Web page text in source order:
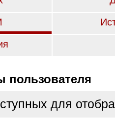
пользователя
для